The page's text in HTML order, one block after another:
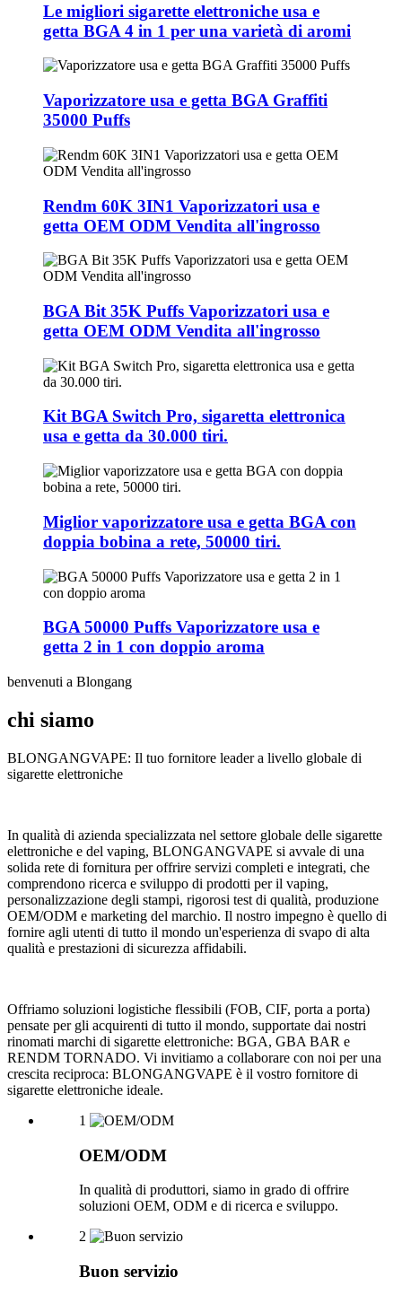
Le migliori sigarette elettroniche usa e
getta BGA 4 in 1 per una varietà di aromi
Vaporizzatore usa e getta BGA Graffiti
35000 Puffs
Rendm 60K 3IN1 Vaporizzatori usa e
getta OEM ODM Vendita all'ingrosso
BGA Bit 35K Puffs Vaporizzatori usa e
getta OEM ODM Vendita all'ingrosso
Kit BGA Switch Pro, sigaretta elettronica
usa e getta da 30.000 tiri.
Miglior vaporizzatore usa e getta BGA con
doppia bobina a rete, 50000 tiri.
BGA 50000 Puffs Vaporizzatore usa e
getta 2 in 1 con doppio aroma
benvenuti a Blongang
chi siamo
BLONGANGVAPE: Il tuo fornitore leader a livello globale di
sigarette elettroniche
In qualità di azienda specializzata nel settore globale delle sigarette
elettroniche e del vaping, BLONGANGVAPE si avvale di una
solida rete di fornitura per offrire servizi completi e integrati, che
comprendono ricerca e sviluppo di prodotti per il vaping,
personalizzazione degli stampi, rigorosi test di qualità, produzione
OEM/ODM e marketing del marchio. Il nostro impegno è quello di
fornire agli utenti di tutto il mondo un'esperienza di svapo di alta
qualità e prestazioni di sicurezza affidabili.
Offriamo soluzioni logistiche flessibili (FOB, CIF, porta a porta)
pensate per gli acquirenti di tutto il mondo, supportate dai nostri
rinomati marchi di sigarette elettroniche: BGA, GBA BAR e
RENDM TORNADO. Vi invitiamo a collaborare con noi per una
crescita reciproca: BLONGANGVAPE è il vostro fornitore di
sigarette elettroniche ideale.
1
OEM/ODM
In qualità di produttori, siamo in grado di offrire
soluzioni OEM, ODM e di ricerca e sviluppo.
2
Buon servizio